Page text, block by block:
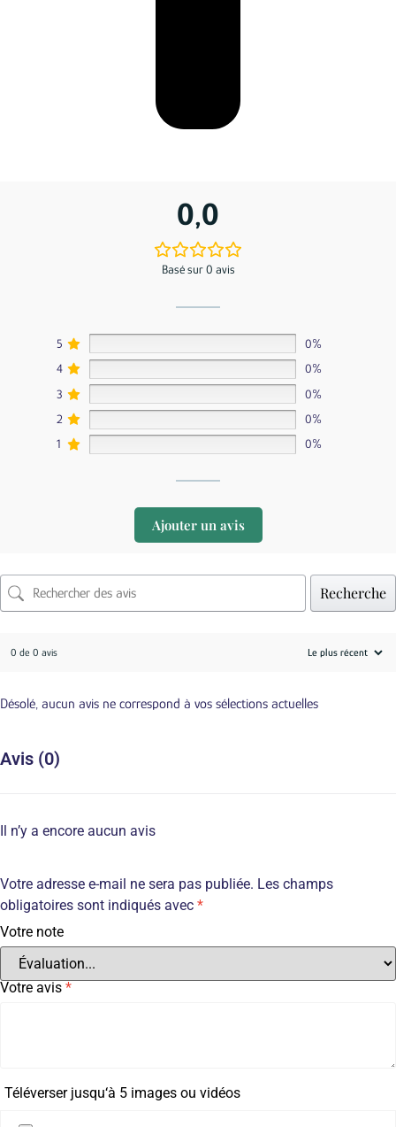
0,0
Basé sur 0 avis
5
0%
4
0%
3
0%
2
0%
1
0%
Ajouter un avis
Recherche
0 de 0 avis
Désolé, aucun avis ne correspond à vos sélections actuelles
Avis (0)
Il n’y a encore aucun avis
Votre adresse e-mail ne sera pas publiée. Les champs
obligatoires sont indiqués avec *
Votre note
Votre avis *
Téléverser jusqu‘à 5 images ou vidéos